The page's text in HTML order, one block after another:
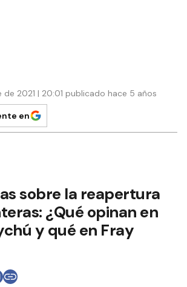
2021 | 20:01 publicado hace 5 años
en
sobre la reapertura
¿Qué opinan en
y qué en Fray